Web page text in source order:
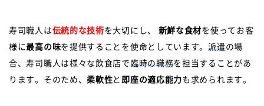
寿司職人は伝統的な技術を大切にし、 新鮮な食材を使ってお客
様に最高の味を提供することを使命としています。派遣の場
合、寿司職人は様々な飲食店で臨時の職務を担当することがあ
ります。そのため、柔軟性と 即座の適応能力も求められます。